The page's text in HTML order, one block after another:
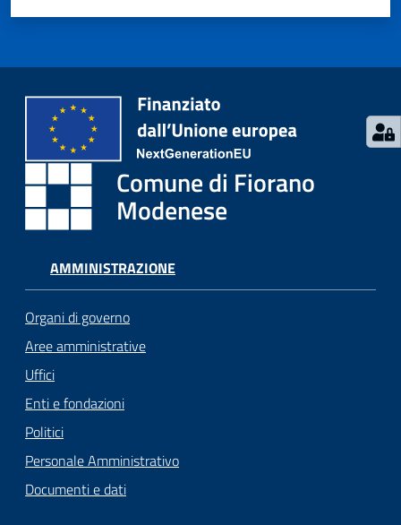
Comune di Fiorano
Modenese
AMMINISTRAZIONE
Organi di governo
Aree amministrative
Uffici
Enti e fondazioni
Politici
Personale Amministrativo
Documenti e dati